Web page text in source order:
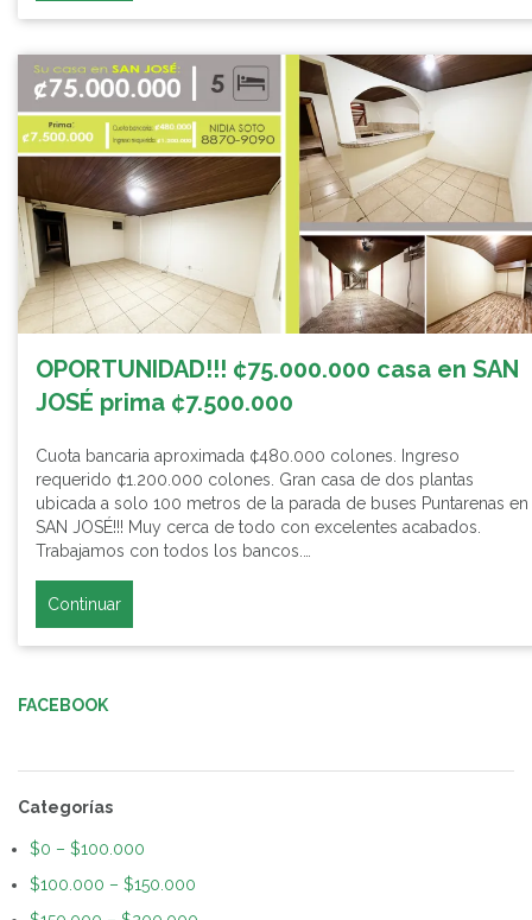
OPORTUNIDAD!!! ¢75.000.000 casa en SAN
JOSÉ prima ¢7.500.000
Cuota bancaria aproximada ¢480.000 colones. Ingreso
requerido ¢1.200.000 colones. Gran casa de dos plantas
ubicada a solo 100 metros de la parada de buses Puntarenas en
SAN JOSÉ!!! Muy cerca de todo con excelentes acabados.
Trabajamos con todos los bancos.…
Continuar
FACEBOOK
Categorías
$0 – $100.000
$100.000 – $150.000